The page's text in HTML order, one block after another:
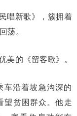
唱新歌》，簇拥着
荡。
的《留客歌》。
沿着坡急沟深的
望贫困群众。他走